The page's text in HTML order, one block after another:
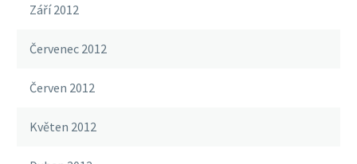
Září 2012
Červenec 2012
Červen 2012
Květen 2012